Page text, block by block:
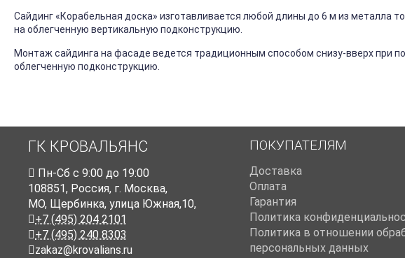
Сайдинг «Корабельная доска» изготавливается любой длины до 6 м из металла
на облегченную вертикальную подконструкцию.
Монтаж сайдинга на фасаде ведется традиционным способом снизу-вверх при
облегченную подконструкцию.
ГК КРОВАЛЬЯНС
Пн-Cб с 9:00 до 19:00
108851, Россия, г. Москва,
МО, Щербинка, улица Южная,10,
+7 (495) 204 2101
+7 (495) 240 8303
zakaz@krovalians.ru
ПОКУПАТЕЛЯМ
Доставка
Оплата
Гарантия
Политика
Политика в отношении
персональных данных